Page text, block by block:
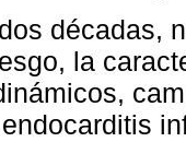
décadas,
la